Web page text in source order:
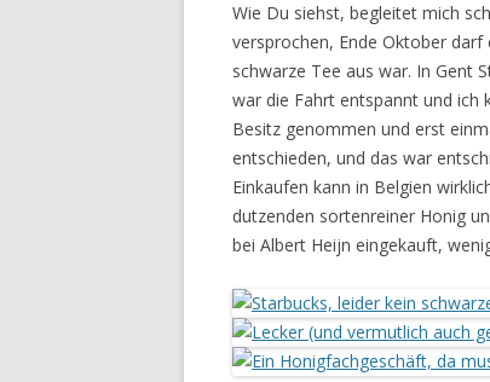
Wie Du siehst, begleitet mich
versprochen, Ende Oktober
schwarze Tee aus war. In Gent
war die Fahrt entspannt und ich
Besitz genommen und erst
entschieden, und das war
Einkaufen kann in Belgien
dutzenden sortenreiner Honig
bei Albert Heijn eingekauft,